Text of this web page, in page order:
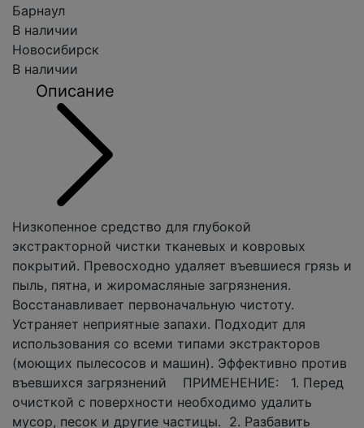
Барнаул
В наличии
Новосибирск
В наличии
Описание
Низкопенное средство для глубокой
экстракторной чистки тканевых и ковровых
покрытий. Превосходно удаляет въевшиеся грязь и
пыль, пятна, и жиромасляные загрязнения.
Восстанавливает первоначальную чистоту.
Устраняет неприятные запахи. Подходит для
использования со всеми типами экстракторов
(моющих пылесосов и машин). Эффективно против
въевшихся загрязнений ПРИМЕНЕНИЕ: 1. Перед
очисткой с поверхности необходимо удалить
мусор, песок и другие частицы. 2. Разбавить